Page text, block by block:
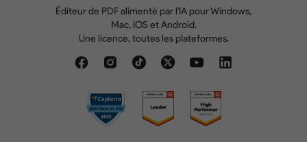
Éditeur de PDF alimenté par l'IA pour Windows,
Mac, iOS et Android.
Une licence, toutes les plateformes.